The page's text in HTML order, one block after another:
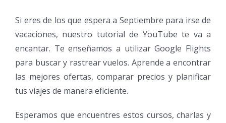
Si eres de los que espera a Septiembre para irse de
vacaciones, nuestro tutorial de YouTube te va a
encantar. Te enseñamos a utilizar Google Flights
para buscar y rastrear vuelos. Aprende a encontrar
las mejores ofertas, comparar precios y planificar
tus viajes de manera eficiente.
Esperamos que encuentres estos cursos, charlas y